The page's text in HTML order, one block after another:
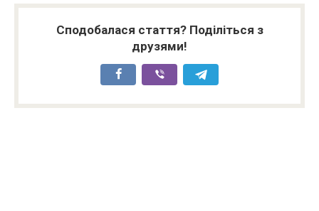
Сподобалася стаття? Поділіться з
друзями!